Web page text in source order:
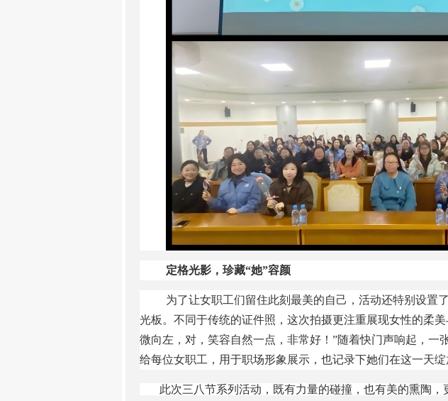
定格光影，珍藏“她”容颜
为了让女职工们留住此刻最美的自己，活动还特别设置
光板。不同于传统的证件照，这次拍摄更注重展现女性的柔
微向左，对，笑容自然一点，非常好！”随着快门声响起，
给每位女职工，用于职场形象展示，也记录下她们在这一天绽
此次三八节系列活动，既有力量的碰撞，也有美的熏陶，